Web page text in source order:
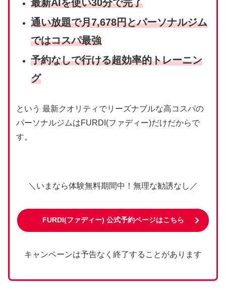
最新AIを使い30分で完了
通い放題で月7,678円とパーソナルジム
ではコスパ最強
予約なしで行ける超効率的トレーニン
グ
という 最新クオリティでリーズナブルな高コスパの
パーソナルジムはFURDI(ファディー)だけだからで
す。
＼いまなら体験無料期間中！無理な勧誘なし／
FURDI(ファディー) 公式予約ページはこちら
キャンペーンは予告なく終了することがあります